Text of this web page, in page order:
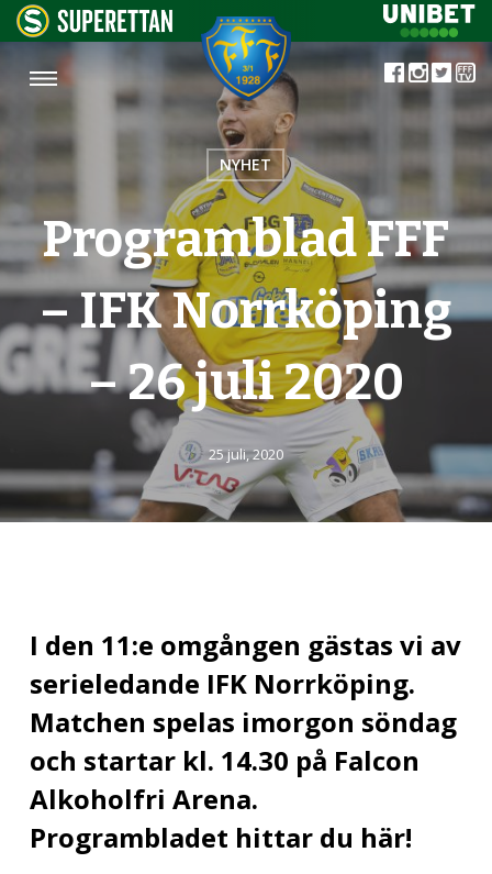
NYHET
Programblad FFF
– IFK Norrköping
– 26 juli 2020
25 juli, 2020
I den 11:e omgången gästas vi av
serieledande IFK Norrköping.
Matchen spelas imorgon söndag
och startar kl. 14.30 på Falcon
Alkoholfri Arena.
Programbladet hittar du här!